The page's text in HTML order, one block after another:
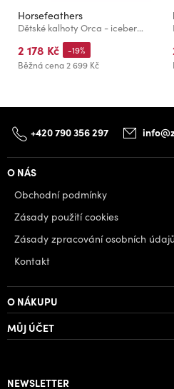
Horsefeathers
Dětské kalhoty Orca - iceberg green
2 178 Kč
Běžná cena2 699 Kč
-19%
+420 790 356 297
O NÁS
Obchodní podmínky
Zásady použití cookies
Zásady zpracování osobních údajů
Kontakt
O NÁKUPU
MŮJ ÚČET
NEWSLETTER